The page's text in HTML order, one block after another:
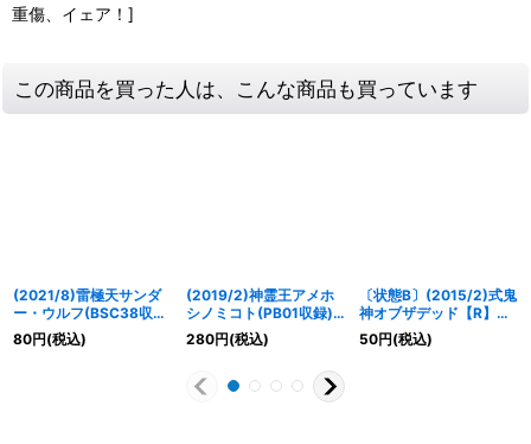
重傷、イェア！]
この商品を買った人は、こんな商品も買っています
(2021/8)雷極天サンダ
ー・ウルフ(BSC38収
録)【C】{BS28-058}
《緑》
80円(税込)
(2019/2)神霊王アメホ
シノミコト(PB01収録)
【X】{BS32-X02}
《紫》
280円(税込)
〔状態B〕(2015/2)式鬼
神オブザデッド【R】
{BS31-100}《紫》
50円(税込)